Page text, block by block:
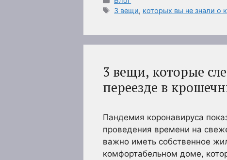
Метки
3 вещи, которых вы не знали о
3 вещи, которые
переезде в
Пандемия коронавируса
проведения времени на
важно иметь собственное
комфортабельном доме,